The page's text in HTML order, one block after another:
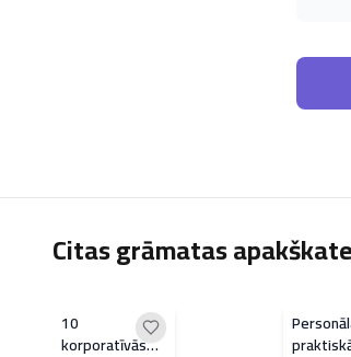
Citas grāmatas
10
korporatīvās